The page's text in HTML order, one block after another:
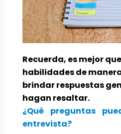
Recuerda, es mejor
habilidades de
brindar respuestas
hagan resaltar.
¿Qué preguntas
entrevista?